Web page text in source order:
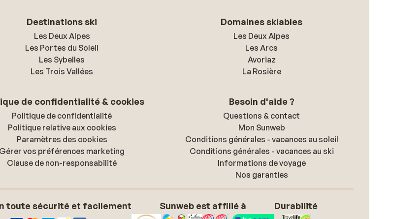
Destinations ski
Les Deux Alpes
Les Portes du Soleil
Les Sybelles
Les Trois Vallées
Domaines skiables
Les Deux Alpes
Les Arcs
Avoriaz
La Rosière
de confidentialité & cookies
Politique de confidentialité
Politique relative aux cookies
Paramètres des cookies
Gérer vos préférences marketing
Clause de non-responsabilité
Besoin d'aide ?
Questions & contact
Mon Sunweb
Conditions générales - vacances au soleil
Conditions générales - vacances au ski
Informations de voyage
Nos garanties
toute sécurité et facilement Sunweb est affilié à Durabilité